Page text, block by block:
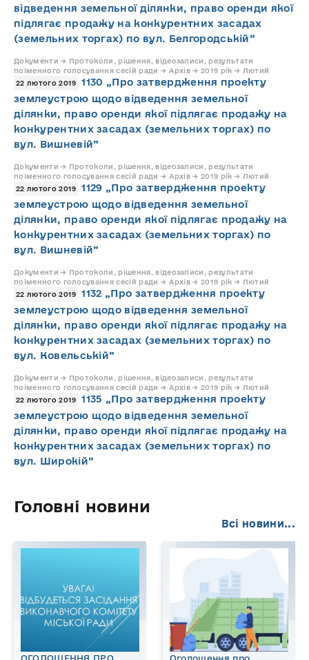
відведення земельної ділянки, право оренди якої
підлягає продажу на конкурентних засадах
(земельних торгах) по вул. Белгородській”
Документи → Протоколи, рішення, відеозаписи, результати
поіменного голосування сесій ради → Архів → 2019 рік → Лютий
22 лютого 2019
1130 „Про затвердження проекту
землеустрою щодо відведення земельної
ділянки, право оренди якої підлягає продажу на
конкурентних засадах (земельних торгах) по
вул. Вишневій”
Документи → Протоколи, рішення, відеозаписи, результати
поіменного голосування сесій ради → Архів → 2019 рік → Лютий
22 лютого 2019
1129 „Про затвердження проекту
землеустрою щодо відведення земельної
ділянки, право оренди якої підлягає продажу на
конкурентних засадах (земельних торгах) по
вул. Вишневій”
Документи → Протоколи, рішення, відеозаписи, результати
поіменного голосування сесій ради → Архів → 2019 рік → Лютий
22 лютого 2019
1132 „Про затвердження проекту
землеустрою щодо відведення земельної
ділянки, право оренди якої підлягає продажу на
конкурентних засадах (земельних торгах) по
вул. Ковельській”
Документи → Протоколи, рішення, відеозаписи, результати
поіменного голосування сесій ради → Архів → 2019 рік → Лютий
22 лютого 2019
1135 „Про затвердження проекту
землеустрою щодо відведення земельної
ділянки, право оренди якої підлягає продажу на
конкурентних засадах (земельних торгах) по
вул. Широкій”
Головні новини
Всі новини...
ОГОЛОШЕННЯ ПРО Оголошення про